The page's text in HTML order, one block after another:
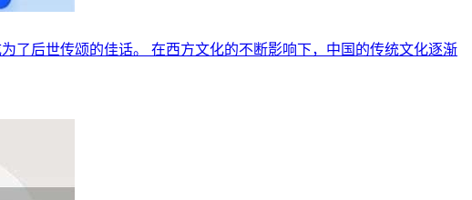
了后世传颂的佳话。 在西方文化的不断影响下，中国的传统文化逐渐